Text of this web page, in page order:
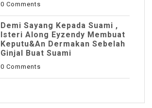
0 Comments
Demi Sayang Kepada Suami ,
Isteri Along Eyzendy Membuat
Keputu&an Dermakan Sebelah
Ginjal Buat Suami
0 Comments